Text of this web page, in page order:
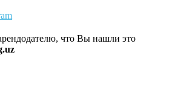
что Вы нашли это